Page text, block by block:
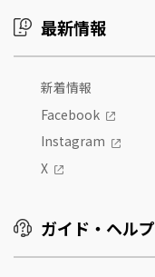
最新情報
新着情報
Facebook
Instagram
X
ガイド・ヘルプ